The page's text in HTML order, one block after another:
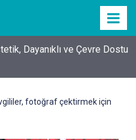
Dayanıklı ve Çevre Dostu
fotoğraf çektirmek için